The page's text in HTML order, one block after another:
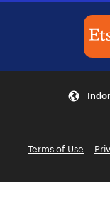
Terms of Use